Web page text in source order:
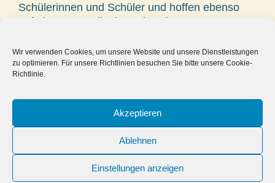
Wir verwenden Cookies, um unsere Website und unsere Dienstleistungen
zu optimieren. Für unsere Richtlinien besuchen Sie bitte unsere Cookie-
Richtlinie.
Akzeptieren
Ablehnen
Einstellungen anzeigen
Schülerinnen und Schüler und hoffen ebenso
auf eine rege Teilnahme der Eltern am
auf eine Mitarbeit in unserem Förderverein.
© Förderverein der Friedrich-Ebert-Schule - Realschule der